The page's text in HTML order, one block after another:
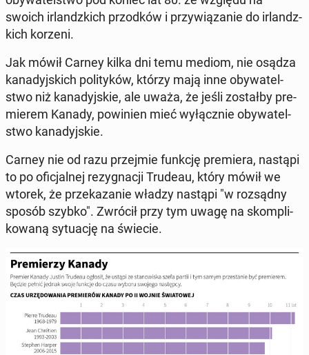
swoich ir­landz­kich przod­ków i przy­wią­za­nie do ir­landz­
kich korzeni.
Jak mówił Carney kilka dni temu mediom, nie osądza
ka­na­dyj­skich po­li­ty­ków, którzy mają inne oby­wa­tel­
stwo niż ka­na­dyj­skie, ale uważa, że jeśli zo­stał­by pre­
mie­rem Kanady, po­wi­nien mieć wy­łącz­nie oby­wa­tel­
stwo ka­na­dyj­skie.
Carney nie od razu przej­mie funkcję pre­mie­ra, nastąpi
to po ofi­cjal­nej re­zy­gna­cji Trudeau, który mówił we
wtorek, że prze­ka­za­nie władzy nastąpi "w roz­sąd­ny
sposób szybko". Zwrócił przy tym uwagę na skom­pli­
ko­wa­ną sy­tu­ację na świecie.